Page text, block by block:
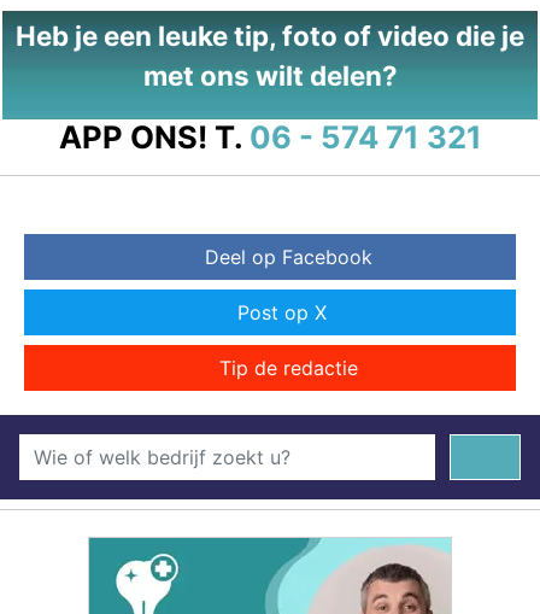
Heb je een leuke tip, foto of video die je
met ons wilt delen?
APP ONS! T. 06 - 574 71 321
Deel op Facebook
Post op X
Tip de redactie